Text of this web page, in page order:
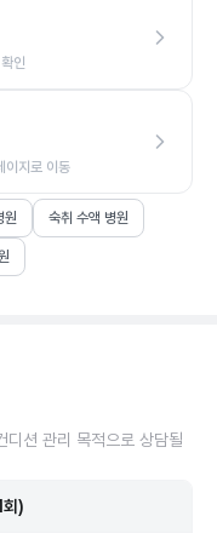
인
이지로 이동
원 숙취 수액 병원
디션 관리 목적으로 상담될
회)